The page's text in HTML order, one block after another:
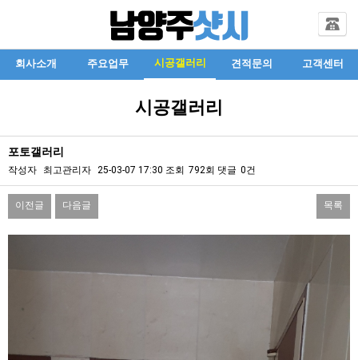
회사소개 주요업무 시공갤러리 견적문의 고객센터
시공갤러리
포토갤러리
작성자 최고관리자 25-03-07 17:30 조회 792회 댓글 0건
이전글 다음글 목록